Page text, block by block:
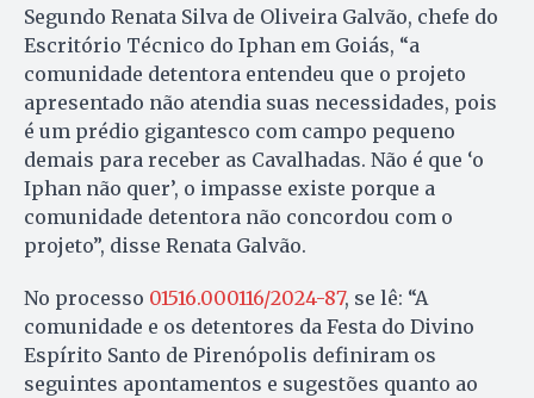
Segundo Renata Silva de Oliveira Galvão, chefe do
Escritório Técnico do Iphan em Goiás, “a
comunidade detentora entendeu que o projeto
apresentado não atendia suas necessidades, pois
é um prédio gigantesco com campo pequeno
demais para receber as Cavalhadas. Não é que ‘o
Iphan não quer’, o impasse existe porque a
comunidade detentora não concordou com o
projeto”, disse Renata Galvão.
No processo 01516.000116/2024-87, se lê: “A
comunidade e os detentores da Festa do Divino
Espírito Santo de Pirenópolis definiram os
seguintes apontamentos e sugestões quanto ao